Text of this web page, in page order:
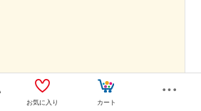
お気に入り カート